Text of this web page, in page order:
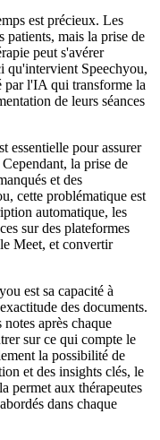
est précieux. Les
patients, mais la prise de
peut s'avérer
qu'intervient Speechyou,
par l'IA qui transforme la
de leurs séances
essentielle pour assurer
la prise de
et des
cette problématique est
automatique, les
sur des plateformes
Meet, et convertir
est sa capacité à
des documents.
après chaque
sur ce qui compte le
la possibilité de
et des insights clés, le
permet aux thérapeutes
dans chaque